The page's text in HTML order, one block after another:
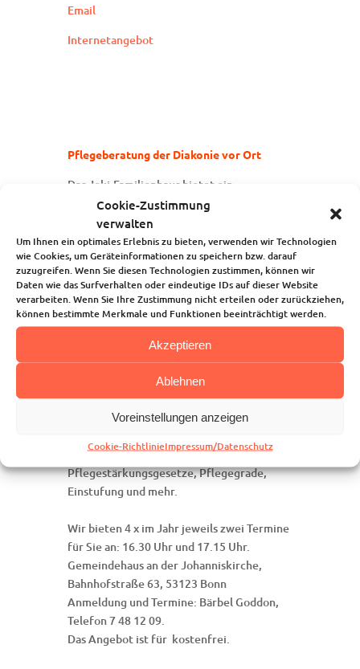
Cookie-Zustimmung
verwalten
Um Ihnen ein optimales Erlebnis zu bieten, verwenden wir Technologien
wie Cookies, um Geräteinformationen zu speichern bzw. darauf
zuzugreifen. Wenn Sie diesen Technologien zustimmen, können wir
Daten wie das Surfverhalten oder eindeutige IDs auf dieser Website
verarbeiten. Wenn Sie Ihre Zustimmung nicht erteilen oder zurückziehen,
können bestimmte Merkmale und Funktionen beeinträchtigt werden.
Akzeptieren
Ablehnen
Voreinstellungen anzeigen
Cookie-RichtlinieImpressum/Datenschutz
Email
Internetangebot
Pflegeberatung der Diakonie vor Ort
Das Joki-Familienhaus bietet ein
Beratungsangebot zu allen Fragen rund um
das Thema Pflege an.
Wenn Sie selbst, Ihr_e Partner_in, ein
Elternteil oder ein anderes
Familienmitglied Unterstützung benötigen
– sei es altersbedingt, durch Krankheit oder
einen Unfall – können Sie die kostenlose
Beratung der Diakonie bei uns vor Ort
nutzen. Es ist lediglich eine Anmeldung
In einem persönlichen Gespräch informiert
Sie ein_e Diakoniemitarbeiter_in über
Behandlungspflege, Verhinderungspflege,
Pflegestärkungsgesetze, Pflegegrade,
Einstufung und mehr.
Wir bieten 4 x im Jahr jeweils zwei Termine
für Sie an: 16.30 Uhr und 17.15 Uhr.
Gemeindehaus an der Johanniskirche,
Bahnhofstraße 63, 53123 Bonn
Anmeldung und Termine: Bärbel Goddon,
Telefon 7 48 12 09.
Das Angebot ist für kostenfrei.